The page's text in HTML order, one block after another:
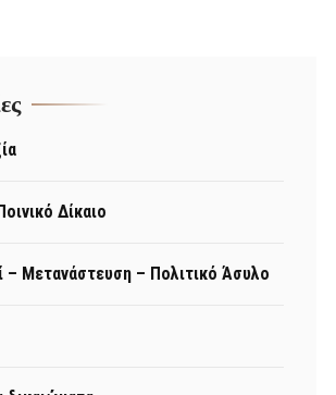
Δίκαιο
– Μετανάστευση – Πολιτικό Άσυλο